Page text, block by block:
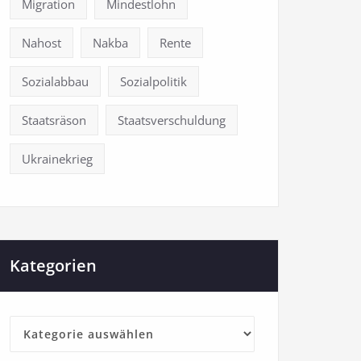
Migration Mindestlohn
Nahost Nakba Rente
Sozialabbau Sozialpolitik
Staatsräson Staatsverschuldung
Ukrainekrieg
Kategorien
Kategorien